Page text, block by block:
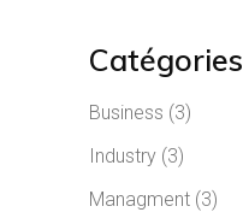
Catégories
Business (3)
Industry (3)
Managment (3)